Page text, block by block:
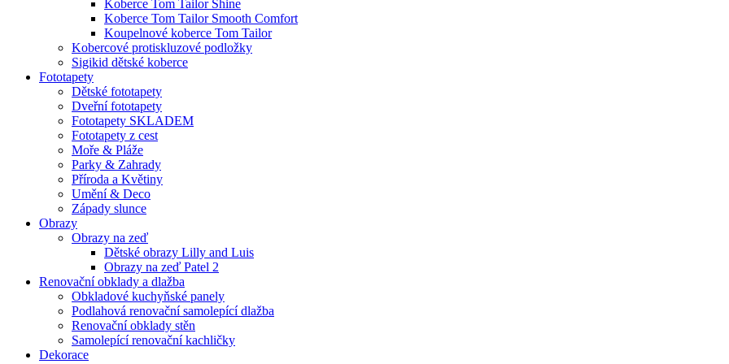
Koberce Tom Tailor Shine
Koberce Tom Tailor Smooth Comfort
Koupelnové koberce Tom Tailor
Kobercové protiskluzové podložky
Sigikid dětské koberce
Fototapety
Dětské fototapety
Dveřní fototapety
Fototapety SKLADEM
Fototapety z cest
Moře & Pláže
Parky & Zahrady
Příroda a Květiny
Umění & Deco
Západy slunce
Obrazy
Obrazy na zeď
Dětské obrazy Lilly and Luis
Obrazy na zeď Patel 2
Renovační obklady a dlažba
Obkladové kuchyňské panely
Podlahová renovační samolepící dlažba
Renovační obklady stěn
Samolepící renovační kachličky
Dekorace